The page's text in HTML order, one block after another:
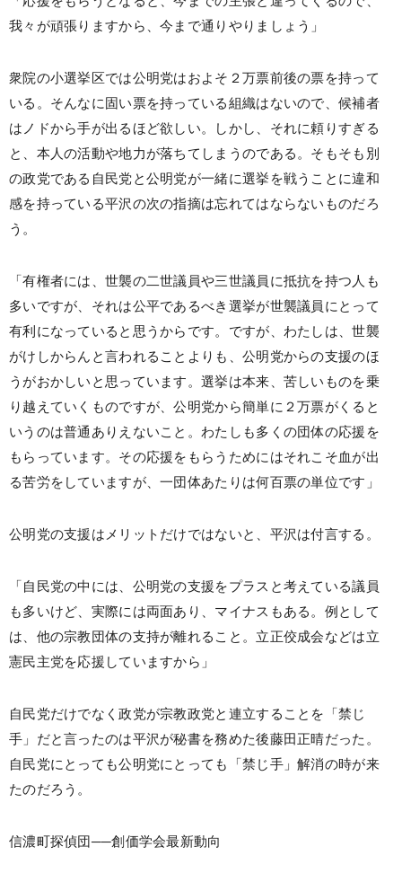
我々が頑張りますから、今まで通りやりましょう」
衆院の小選挙区では公明党はおよそ２万票前後の票を持って
いる。そんなに固い票を持っている組織はないので、候補者
はノドから手が出るほど欲しい。しかし、それに頼りすぎる
と、本人の活動や地力が落ちてしまうのである。そもそも別
の政党である自民党と公明党が一緒に選挙を戦うことに違和
感を持っている平沢の次の指摘は忘れてはならないものだろ
う。
「有権者には、世襲の二世議員や三世議員に抵抗を持つ人も
多いですが、それは公平であるべき選挙が世襲議員にとって
有利になっていると思うからです。ですが、わたしは、世襲
がけしからんと言われることよりも、公明党からの支援のほ
うがおかしいと思っています。選挙は本来、苦しいものを乗
り越えていくものですが、公明党から簡単に２万票がくると
いうのは普通ありえないこと。わたしも多くの団体の応援を
もらっています。その応援をもらうためにはそれこそ血が出
る苦労をしていますが、一団体あたりは何百票の単位です」
公明党の支援はメリットだけではないと、平沢は付言する。
「自民党の中には、公明党の支援をプラスと考えている議員
も多いけど、実際には両面あり、マイナスもある。例として
は、他の宗教団体の支持が離れること。立正佼成会などは立
憲民主党を応援していますから」
自民党だけでなく政党が宗教政党と連立することを「禁じ
手」だと言ったのは平沢が秘書を務めた後藤田正晴だった。
自民党にとっても公明党にとっても「禁じ手」解消の時が来
たのだろう。
信濃町探偵団──創価学会最新動向